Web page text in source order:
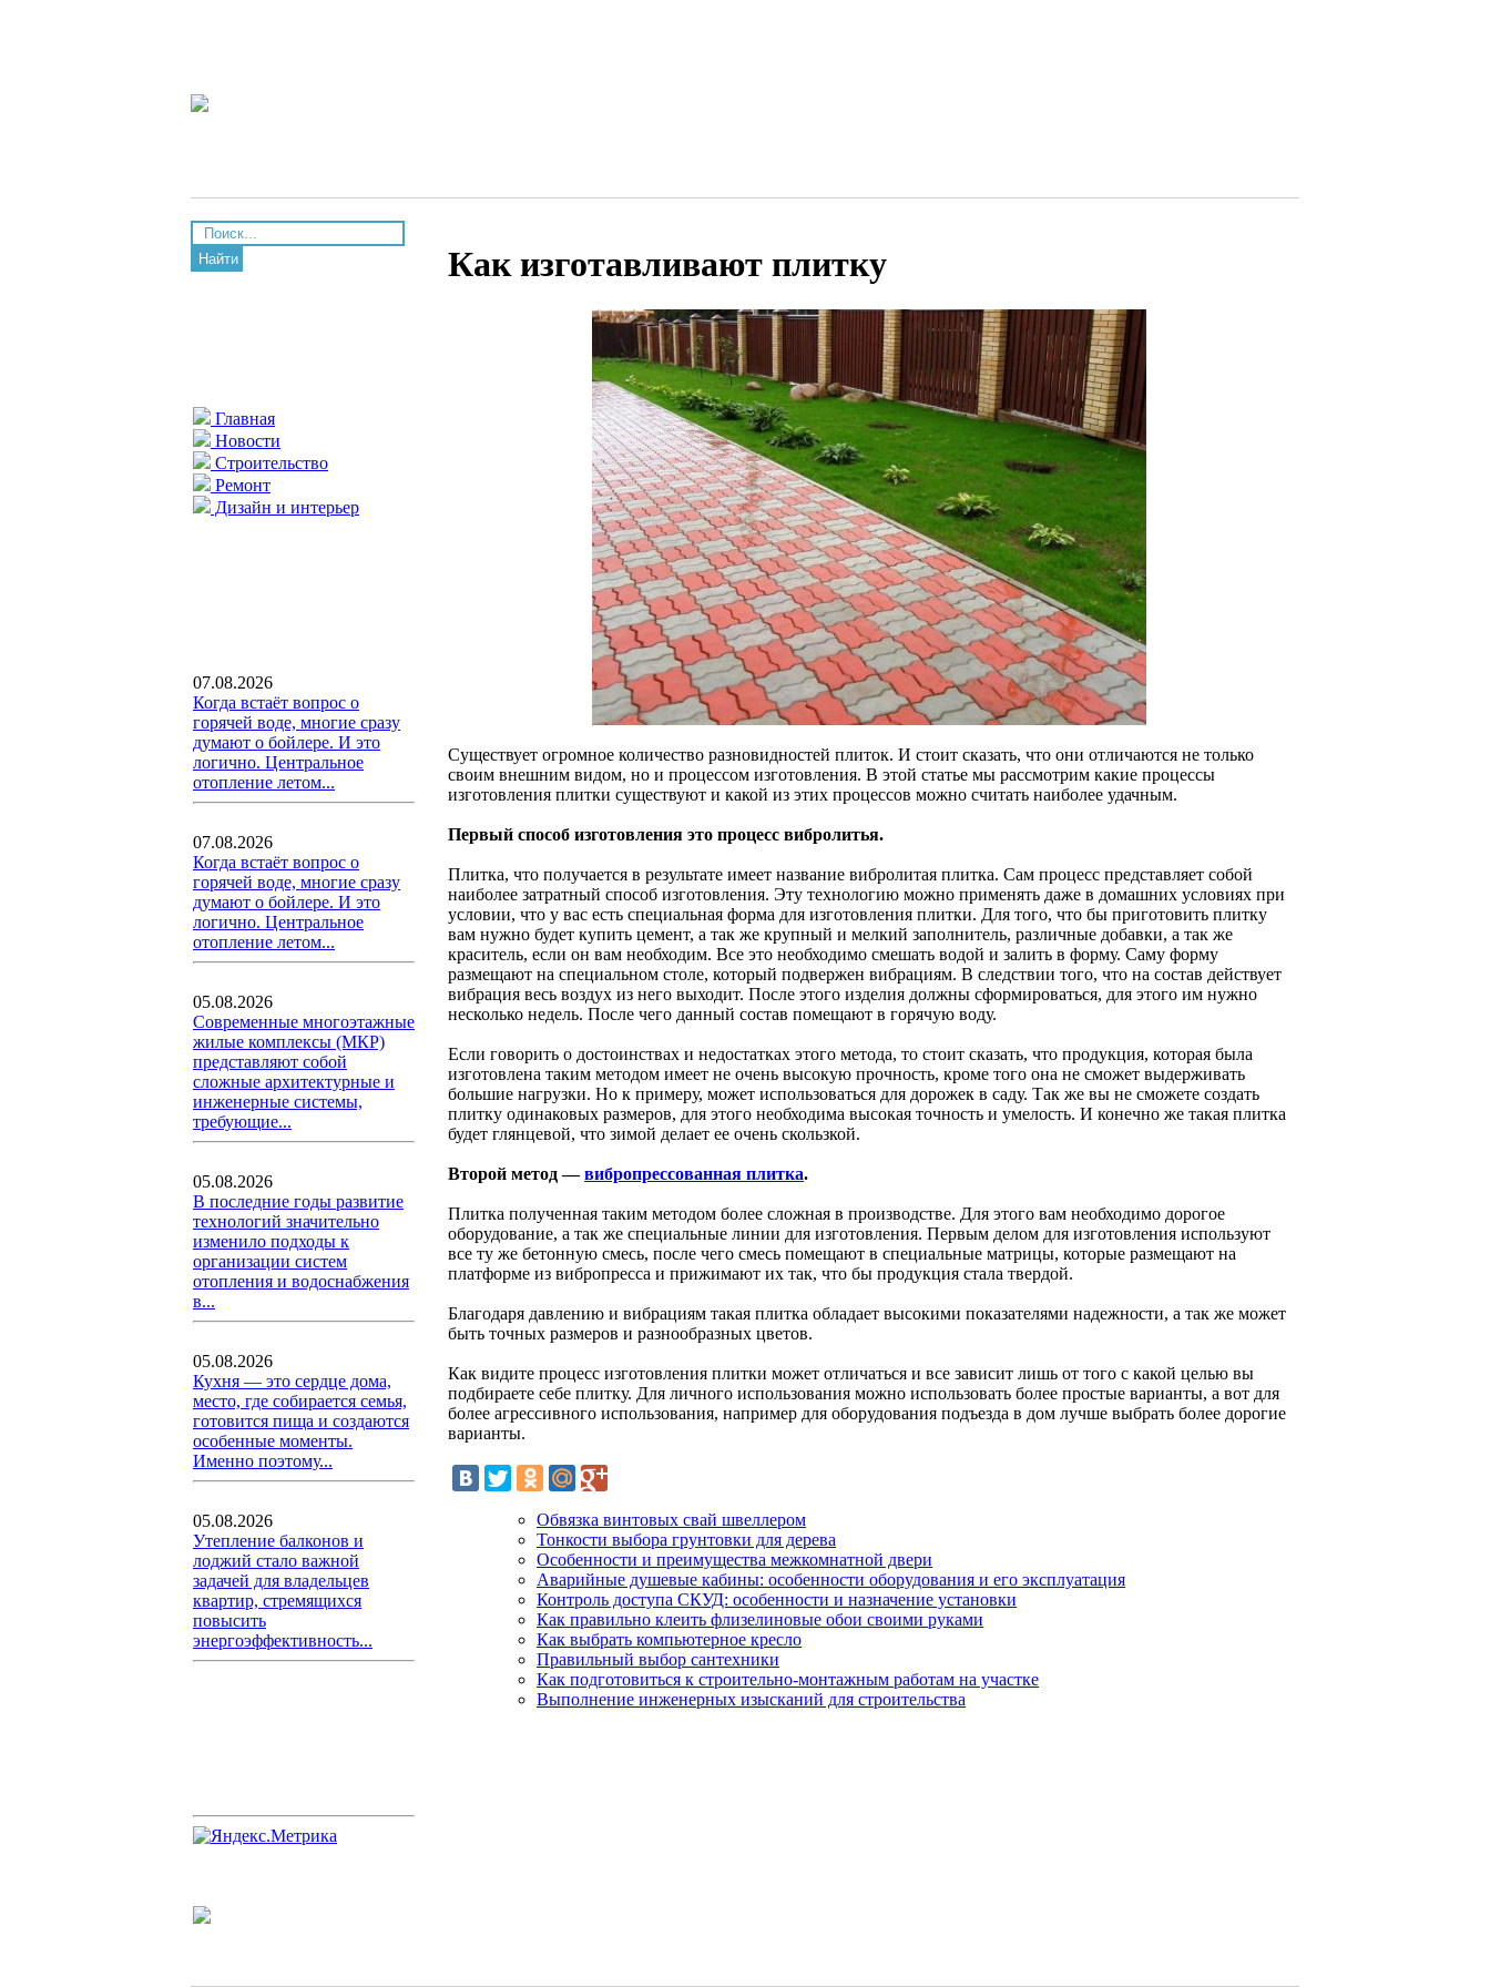
Найти
Главная
Новости
Строительство
Ремонт
Дизайн и интерьер
07.08.2026
Когда встаёт вопрос о
горячей воде, многие сразу
думают о бойлере. И это
логично. Центральное
отопление летом...
07.08.2026
Когда встаёт вопрос о
горячей воде, многие сразу
думают о бойлере. И это
логично. Центральное
отопление летом...
05.08.2026
Современные многоэтажные
жилые комплексы (МКР)
представляют собой
сложные архитектурные и
инженерные системы,
требующие...
05.08.2026
В последние годы развитие
технологий значительно
изменило подходы к
организации систем
отопления и водоснабжения
в...
05.08.2026
Кухня — это сердце дома,
место, где собирается семья,
готовится пища и создаются
особенные моменты.
Именно поэтому...
05.08.2026
Утепление балконов и
лоджий стало важной
задачей для владельцев
квартир, стремящихся
повысить
энергоэффективность...
Как изготавливают плитку
Существует огромное количество разновидностей плиток. И стоит сказать, что они отличаются не только
своим внешним видом, но и процессом изготовления. В этой статье мы рассмотрим какие процессы
изготовления плитки существуют и какой из этих процессов можно считать наиболее удачным.
Первый способ изготовления это процесс вибролитья.
Плитка, что получается в результате имеет название вибролитая плитка. Сам процесс представляет собой
наиболее затратный способ изготовления. Эту технологию можно применять даже в домашних условиях при
условии, что у вас есть специальная форма для изготовления плитки. Для того, что бы приготовить плитку
вам нужно будет купить цемент, а так же крупный и мелкий заполнитель, различные добавки, а так же
краситель, если он вам необходим. Все это необходимо смешать водой и залить в форму. Саму форму
размещают на специальном столе, который подвержен вибрациям. В следствии того, что на состав действует
вибрация весь воздух из него выходит. После этого изделия должны сформироваться, для этого им нужно
несколько недель. После чего данный состав помещают в горячую воду.
Если говорить о достоинствах и недостатках этого метода, то стоит сказать, что продукция, которая была
изготовлена таким методом имеет не очень высокую прочность, кроме того она не сможет выдерживать
большие нагрузки. Но к примеру, может использоваться для дорожек в саду. Так же вы не сможете создать
плитку одинаковых размеров, для этого необходима высокая точность и умелость. И конечно же такая плитка
будет глянцевой, что зимой делает ее очень скользкой.
Второй метод —вибропрессованная плитка.
Плитка полученная таким методом более сложная в производстве. Для этого вам необходимо дорогое
оборудование, а так же специальные линии для изготовления. Первым делом для изготовления используют
все ту же бетонную смесь, после чего смесь помещают в специальные матрицы, которые размещают на
платформе из вибропресса и прижимают их так, что бы продукция стала твердой.
Благодаря давлению и вибрациям такая плитка обладает высокими показателями надежности, а так же может
быть точных размеров и разнообразных цветов.
Как видите процесс изготовления плитки может отличаться и все зависит лишь от того с какой целью вы
подбираете себе плитку. Для личного использования можно использовать более простые варианты, а вот для
более агрессивного использования, например для оборудования подъезда в дом лучше выбрать более дорогие
варианты.
Обвязка винтовых свай швеллером
Тонкости выбора грунтовки для дерева
Особенности и преимущества межкомнатной двери
Аварийные душевые кабины: особенности оборудования и его эксплуатация
Контроль доступа СКУД: особенности и назначение установки
Как правильно клеить флизелиновые обои своими руками
Как выбрать компьютерное кресло
Правильный выбор сантехники
Как подготовиться к строительно-монтажным работам на участке
Выполнение инженерных изысканий для строительства